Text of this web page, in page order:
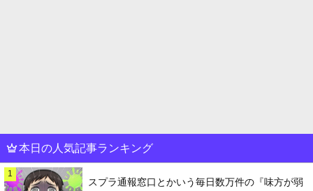
本日の人気記事ランキング
1
スプラ通報窓口とかいう毎日数万件の『味方が弱